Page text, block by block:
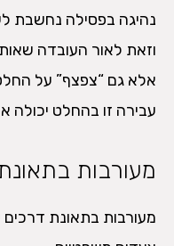
נהיגה בפסילה נחשבת
וזאת לאור העובדה
אלא גם “צפצף” על
עבירה זו בהחלט יכולה
מעורבות
מעורבות בתאונת